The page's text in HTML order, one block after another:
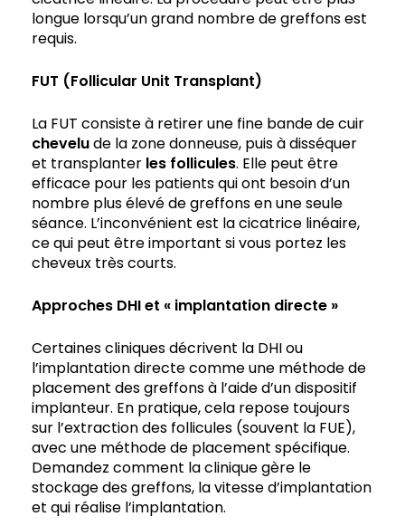
longue lorsqu’un grand nombre de greffons est
requis.
FUT (Follicular Unit Transplant)
La FUT consiste à retirer une fine bande de cuir
chevelude la zone donneuse, puis à disséquer
et transplanter les follicules. Elle peut être
efficace pour les patients qui ont besoin d’un
nombre plus élevé de greffons en une seule
séance. L’inconvénient est la cicatrice linéaire,
ce qui peut être important si vous portez les
cheveux très courts.
Approches DHIet « implantation directe »
Certaines cliniques décrivent la DHI ou
l’implantation directe comme une méthode de
placement des greffons à l’aide d’un dispositif
implanteur. En pratique, cela repose toujours
sur l’extraction des follicules (souvent la FUE),
avec une méthode de placement spécifique.
Demandez comment la clinique gère le
stockage des greffons, la vitesse d’implantation
et qui réalise l’implantation.